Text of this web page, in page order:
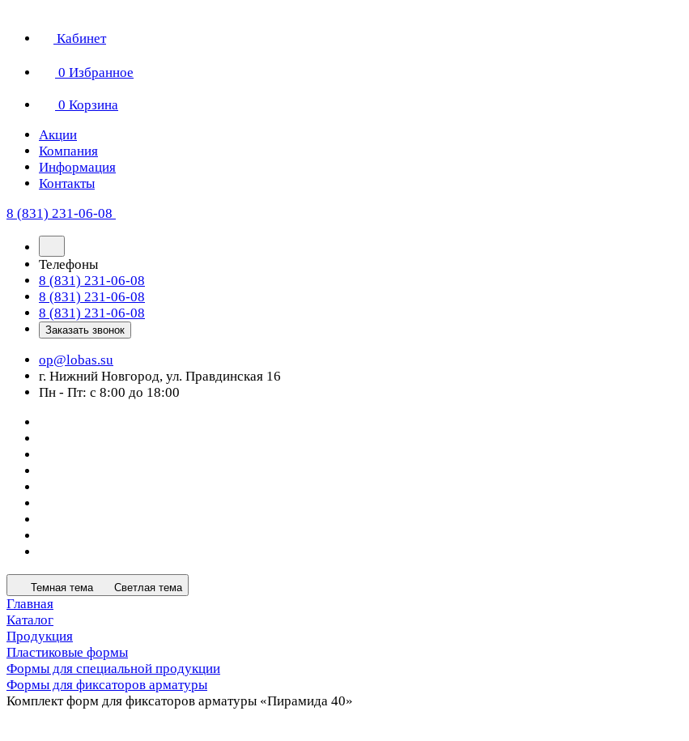
Кабинет
0 Избранное
0 Корзина
Акции
Компания
Информация
Контакты
8 (831) 231-06-08
Телефоны
8 (831) 231-06-08
8 (831) 231-06-08
8 (831) 231-06-08
Заказать звонок
op@lobas.su
г. Нижний Новгород, ул. Правдинская 16
Пн - Пт: с 8:00 до 18:00
Темная тема Светлая тема
Главная
Каталог
Продукция
Пластиковые формы
Формы для специальной продукции
Формы для фиксаторов арматуры
Комплект форм для фиксаторов арматуры «Пирамида 40»